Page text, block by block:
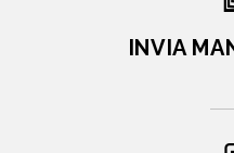
INVIA